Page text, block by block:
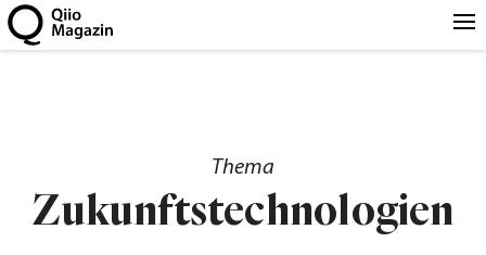
Thema
Zukunftstechnologien